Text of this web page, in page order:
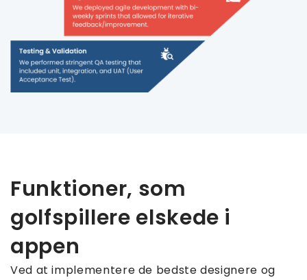
Funktioner, som
golfspillere elskede i
appen
Ved at implementere de bedste designere og